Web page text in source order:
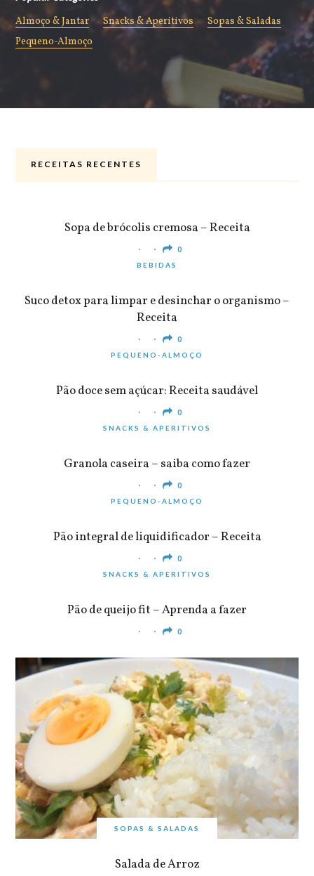
Almoço & Jantar Snacks & Aperitivos
Sopas & Saladas
Pequeno-Almoço
RECEITAS RECENTES
Sopa de brócolis cremosa – Receita
0
BEBIDAS
Suco detox para limpar e desinchar o organismo –
Receita
0
PEQUENO-ALMOÇO
Pão doce sem açúcar: Receita saudável
0
SNACKS & APERITIVOS
Granola caseira – saiba como fazer
0
PEQUENO-ALMOÇO
Pão integral de liquidificador – Receita
0
SNACKS & APERITIVOS
Pão de queijo fit – Aprenda a fazer
0
SOPAS & SALADAS
Salada de Arroz